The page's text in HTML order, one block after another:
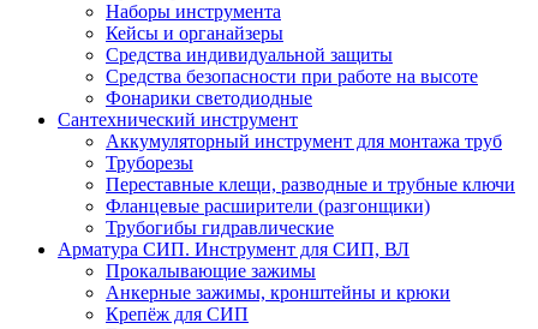
Наборы инструмента
Кейсы и органайзеры
Средства индивидуальной защиты
Средства безопасности при работе на высоте
Фонарики светодиодные
Сантехнический инструмент
Аккумуляторный инструмент для монтажа труб
Труборезы
Переставные клещи, разводные и трубные ключи
Фланцевые расширители (разгонщики)
Трубогибы гидравлические
Арматура СИП. Инструмент для СИП, ВЛ
Прокалывающие зажимы
Анкерные зажимы, кронштейны и крюки
Крепёж для СИП